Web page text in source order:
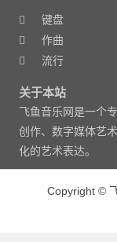
键盘
作曲
流行
关于本站
飞鱼音乐网是一个
创作、数字媒体艺
化的艺术表达。
Copyright ©